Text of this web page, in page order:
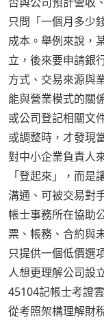
只問「一個月多少
成本。舉例來說，
立，後來要申請銀
方式、交易來源與
能與營業模式的關
或公司登記相關文
或調整時，才發現
對中小企業負責人
「登起來」，而
溝通、可被交易對
帳士事務所在協助
票、帳務、合約與
只提供一個低價選
人想更理解公司設
45104記帳士考證
從考照架構理解財